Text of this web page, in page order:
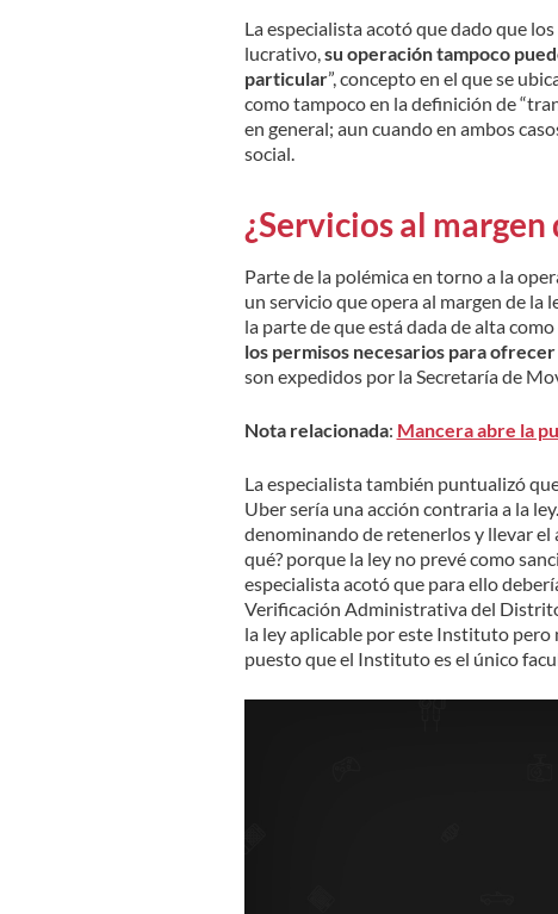
La especialista acotó que dado que
lucrativo,su operación tampoco
particular”, concepto en el que se
como tampoco en la definición de
en general; aun cuando en ambos
social.
¿Servicios al margen
Parte de la polémica en torno a la
un servicio que opera al margen de la
la parte de que está dada de alta
los permisos necesarios para
son expedidos por la Secretaría de
Nota relacionada: Mancera abre la
La especialista también puntualizó
Uber sería una acción contraria a la
denominando de retenerlos y llevar
qué? porque la ley no prevé como
especialista acotó que para ello
Verificación Administrativa del
la ley aplicable por este Instituto
puesto que el Instituto es el único